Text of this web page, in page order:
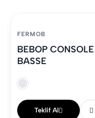
FERMOB
BEBOP CONSOLE
BASSE
Teklif Al